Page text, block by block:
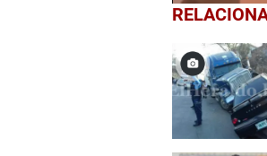
0
seconds
1
minute,
40
seconds
0%